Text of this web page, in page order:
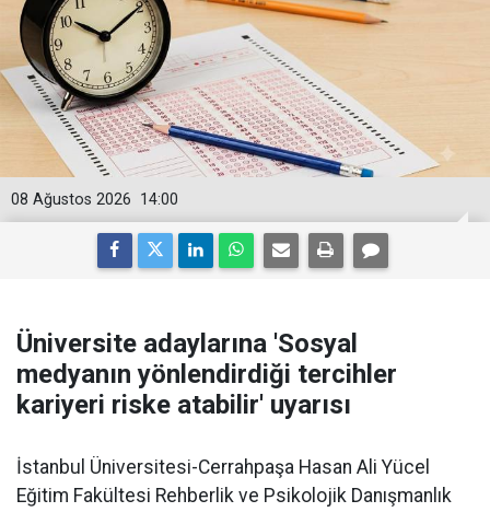
14:00
08 Ağustos 2026
Üniversite adaylarına 'Sosyal
medyanın yönlendirdiği tercihler
kariyeri riske atabilir' uyarısı
İstanbul Üniversitesi-Cerrahpaşa Hasan Ali Yücel
Eğitim Fakültesi Rehberlik ve Psikolojik Danışmanlık